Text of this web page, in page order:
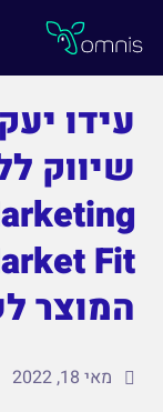
עידו
המוצר
מאי 18, 2022